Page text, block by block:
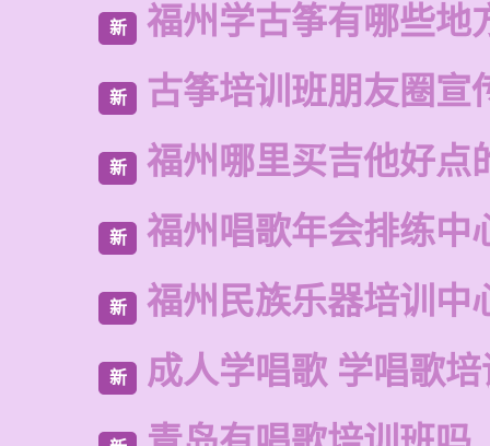
新 福州学古筝有哪些地
新 古筝培训班朋友圈宣
新 福州哪里买吉他好点
新 福州唱歌年会排练中
新 福州民族乐器培训中
新 成人学唱歌 学唱歌